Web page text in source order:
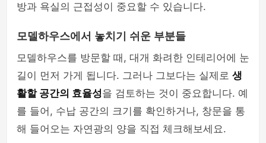
방과 욕실의 근접성이 중요할 수 있습니다.
모델하우스에서 놓치기 쉬운 부분들
모델하우스를 방문할 때, 대개 화려한 인테리어에 눈
길이 먼저 가게 됩니다. 그러나 그보다는 실제로 생
활할 공간의 효율성을 검토하는 것이 중요합니다. 예
를 들어, 수납 공간의 크기를 확인하거나, 창문을 통
해 들어오는 자연광의 양을 직접 체크해보세요.